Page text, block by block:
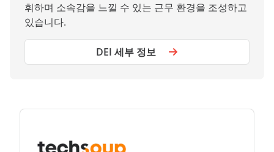
휘하며 소속감을 느낄 수 있는 근무 환경을 조성하고
있습니다.
DEI 세부 정보